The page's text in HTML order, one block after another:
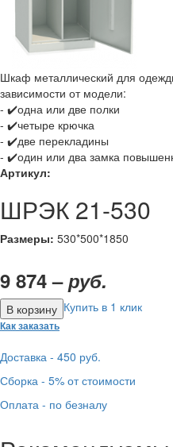
Шкаф металлический для
зависимости от модели:
- ✔️одна или две полки
- ✔️четыре крючка
- ✔️две перекладины
- ✔️один или два замка
Артикул:
ШРЭК 21-530
Размеры: 530*500*1850
9 874 –руб.
Купить в 1 клик
Как заказать
Доставка - 450 руб.
Сборка - 5% от стоимости
Оплата - по безналу